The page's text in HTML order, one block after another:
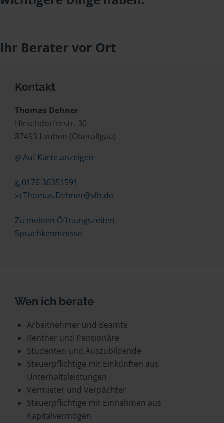
Ihr Berater vor Ort
Kontakt
Thomas Dehner
Hirschdorferstr. 30
87493 Lauben (Oberallgäu)
Auf Karte anzeigen
0176 36351591
Thomas.Dehner@vlh.de
Zu meinen Öffnungszeiten
Sprachkenntnisse
Wen ich berate
Arbeitnehmer und Beamte
Rentner und Pensionäre
Studenten und Auszubildende
Steuerpflichtige mit Einkünften aus
Unterhaltsleistungen
Vermieter und Verpächter
Steuerpflichtige mit Einnahmen aus
Kapitalvermögen